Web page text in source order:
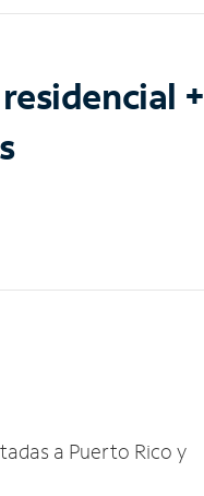
+
a Puerto Rico y